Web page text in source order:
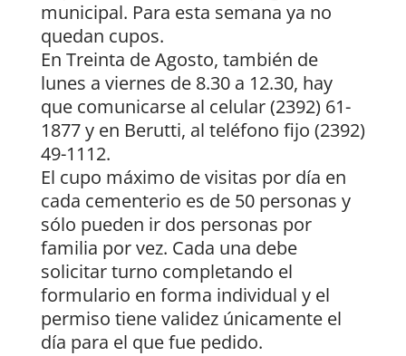
municipal. Para esta semana ya no
quedan cupos.
En Treinta de Agosto, también de
lunes a viernes de 8.30 a 12.30, hay
que comunicarse al celular (2392) 61-
1877 y en Berutti, al teléfono fijo (2392)
49-1112.
El cupo máximo de visitas por día en
cada cementerio es de 50 personas y
sólo pueden ir dos personas por
familia por vez. Cada una debe
solicitar turno completando el
formulario en forma individual y el
permiso tiene validez únicamente el
día para el que fue pedido.